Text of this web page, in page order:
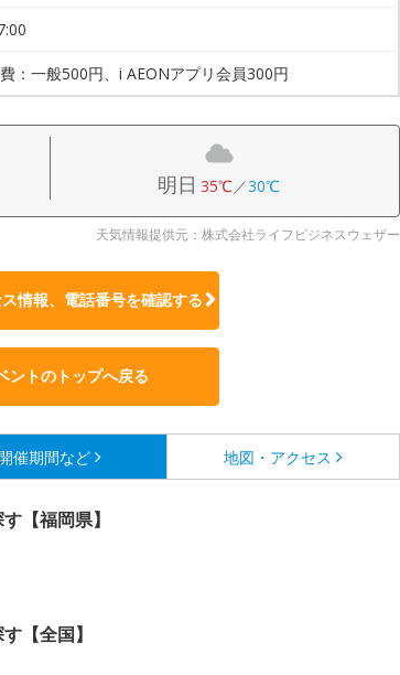
：一般500円、i AEONアプリ会員300円
明日 35℃／30℃
天気情報提供元：株式会社ライフビジネスウェザー
情報、電話番号を確認する
ントのトップへ戻る
催期間など 地図・アクセス
【福岡県】
【全国】